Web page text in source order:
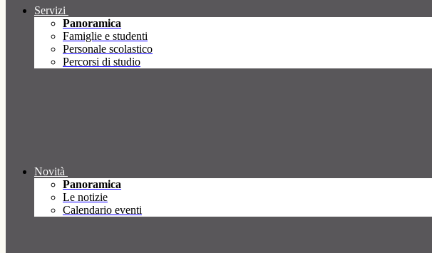
Servizi
Panoramica
Famiglie e studenti
Personale scolastico
Percorsi di studio
Novità
Panoramica
Le notizie
Calendario eventi